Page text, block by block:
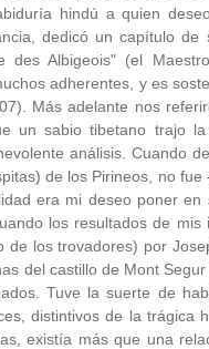
hindú a quien
dedicó un capítulo de
des Albigeois" (el
adherentes, y es
Más adelante nos
un sabio tibetano trajo
análisis. Cuando
de los Pirineos, no
era mi deseo poner en
los resultados de mis
los trovadores) por
del castillo de Mont
Tuve la suerte de
distintivos de la trágica
existía más que una